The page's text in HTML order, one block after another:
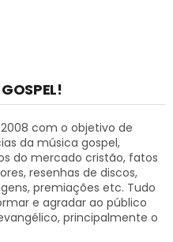
com o objetivo de
da música gospel,
do mercado cristão, fatos
resenhas de discos,
premiações etc. Tudo
e agradar ao público
principalmente o